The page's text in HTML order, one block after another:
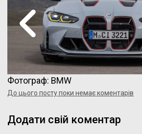
Фотограф: BMW
До цього посту поки немає коментарів
Додати свій коментар